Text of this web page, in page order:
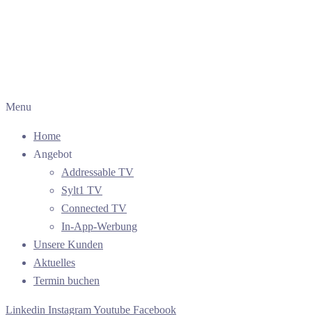
Menu
Home
Angebot
Addressable TV
Sylt1 TV
Connected TV
In-App-Werbung
Unsere Kunden
Aktuelles
Termin buchen
Linkedin InstagramYoutube Facebook